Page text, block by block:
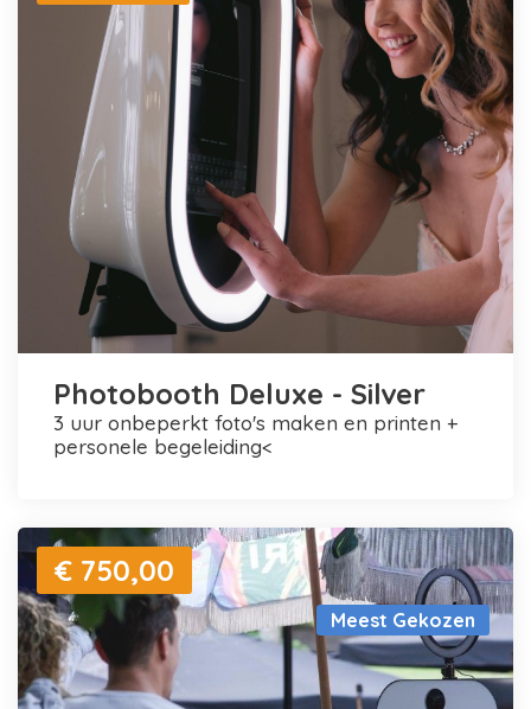
Photobooth Deluxe - Silver
3 uur onbeperkt foto's maken en printen +
personele begeleiding<
Meest Gekozen
€ 750,00